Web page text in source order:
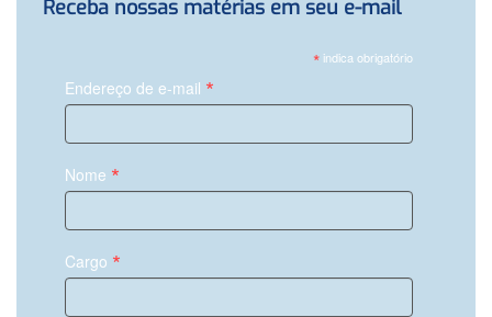
Receba nossas matérias em seu e-mail
*indica obrigatório
Endereço de e-mail *
Nome *
Cargo *